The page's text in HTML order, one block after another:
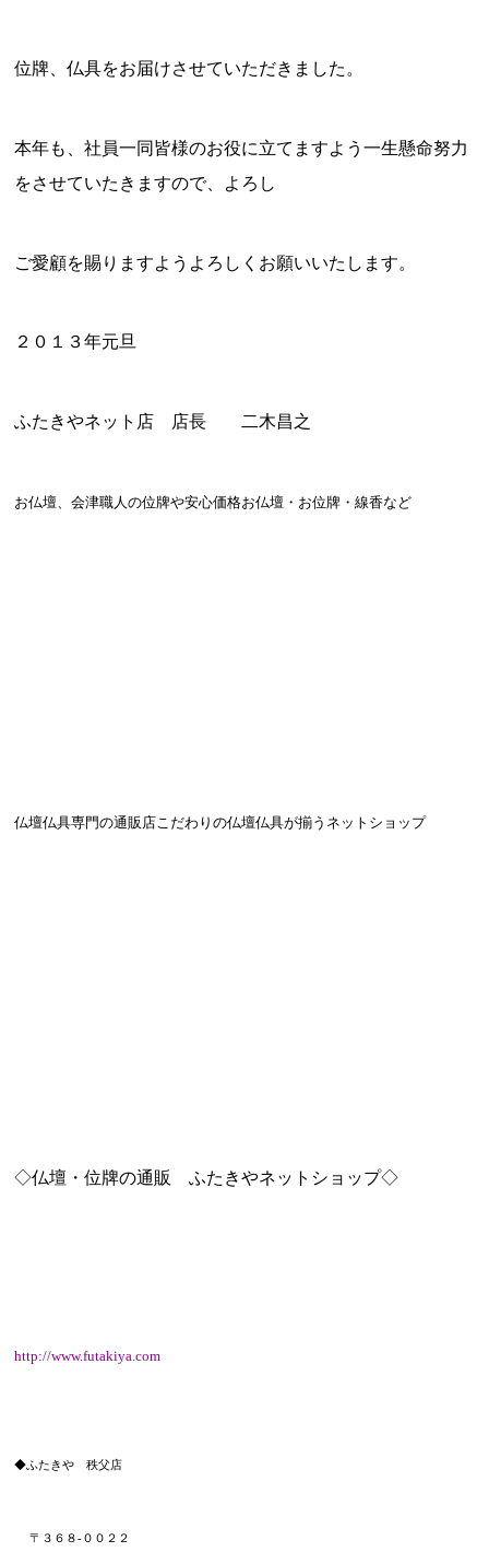
位牌、仏具をお届けさせていただきました。
本年も、社員一同皆様のお役に立てますよう一生懸命努力
をさせていたきますので、よろし
ご愛顧を賜りますようよろしくお願いいたします。
２０１３年元旦
ふたきやネット店 店長 二木昌之
お仏壇、会津職人の位牌や安心価格お仏壇・お位牌・線香など
仏壇仏具専門の通販店こだわりの仏壇仏具が揃うネットショップ
◇仏壇・位牌の通販 ふたきやネットショップ◇
http://www.futakiya.com
◆ふたきや 秩父店
〒３６８-００２２